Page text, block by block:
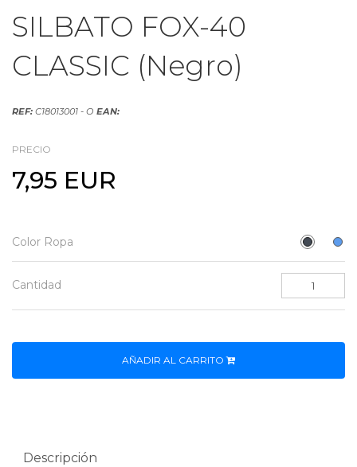
SILBATO FOX-40
CLASSIC (Negro)
REF: C18013001 - O EAN:
PRECIO
7,95 EUR
Color Ropa
Cantidad
AÑADIR AL CARRITO
Descripción